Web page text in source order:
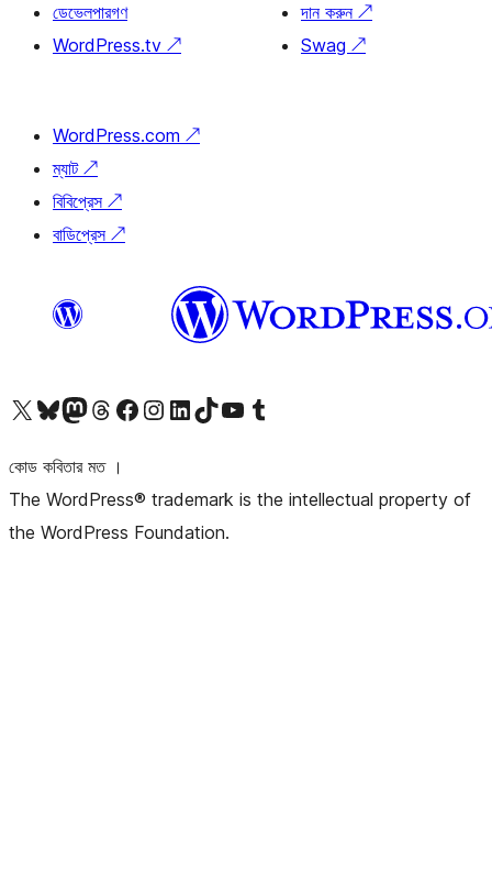
ডেভেলপারগণ
WordPress.tv ↗
দান করুন ↗
Swag ↗
WordPress.com ↗
ম্যাট ↗
বিবিপ্রেস ↗
বাডিপ্রেস ↗
আমাদের X (আগের টুইটার) অ্যাকাউন্টে যানআমাদের Bluesky অ্যাকাউন্টটি দেখুনআমাদের মাস্টোডন অ্যাকাউন্টটি দেখুনআমাদের থ্রেডস অ্যাকাউন্টটি দেখুনআমাদের ফেসবুক পেজ দেখুনআমাদের ইন্সটাগ্রাম অ্যাকাউন্ট দেখুনআমাদের লিঙ্কডইন অ্যাকাউন্টে যানআমাদের TikTok অ্যাকাউন্টটি দেখুনআমাদের ইউটিউব চ্যানেলে যান আমাদের টাম্বলার অ্যাকাউন্ট দেখুন
কোড কবিতার মত ।
The WordPress® trademark is the intellectual property of
the WordPress Foundation.